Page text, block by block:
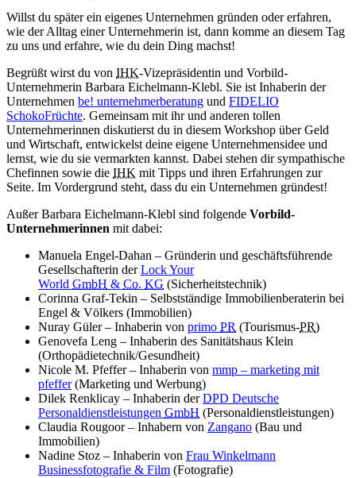
Willst du später ein eigenes Unternehmen gründen oder erfahren,
wie der Alltag einer Unternehmerin ist, dann komme an diesem Tag
zu uns und erfahre, wie du dein Ding machst!
Begrüßt wirst du von IHK-Vizepräsidentin und Vorbild-
Unternehmerin Barbara Eichelmann-Klebl. Sie ist Inhaberin der
Unternehmen be! unternehmerberatung und FIDELIO
SchokoFrüchte. Gemeinsam mit ihr und anderen tollen
Unternehmerinnen diskutierst du in diesem Workshop über Geld
und Wirtschaft, entwickelst deine eigene Unternehmensidee und
lernst, wie du sie vermarkten kannst. Dabei stehen dir sympathische
Chefinnen sowie die IHK mit Tipps und ihren Erfahrungen zur
Seite. Im Vordergrund steht, dass du ein Unternehmen gründest!
AußerBarbara Eichelmann-Klebl sind folgende Vorbild-
Unternehmerinnen mit dabei:
Manuela Engel-Dahan – Gründerin und geschäftsführende
Gesellschafterin derLock Your
World GmbH & Co. KG (Sicherheitstechnik)
Corinna Graf-Tekin – Selbstständige Immobilienberaterin bei
Engel & Völkers (Immobilien)
Nuray Güler– Inhaberin von primo PR (Tourismus-PR)
Genovefa Leng – Inhaberin des Sanitätshaus Klein
(Orthopädietechnik/Gesundheit)
Nicole M. Pfeffer– Inhaberin von mmp – marketing mit
pfeffer(Marketing und Werbung)
Dilek Renklicay – Inhaberin derDPD Deutsche
Personaldienstleistungen GmbH (Personaldienstleistungen)
Claudia Rougoor– Inhabern von Zangano (Bau und
Immobilien)
Nadine Stoz – Inhaberin von Frau Winkelmann
Businessfotografie & Film (Fotografie)